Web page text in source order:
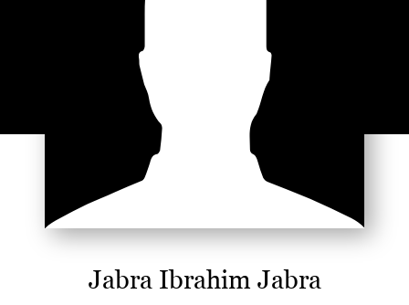
Jabra Ibrahim Jabra